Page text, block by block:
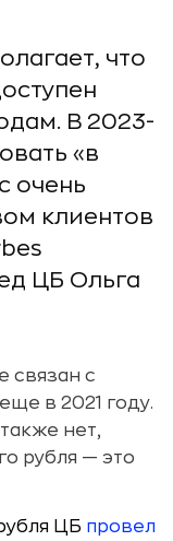
что
В 2023-
«в
очень
клиентов
ЦБ Ольга
связан с
в 2021 году.
нет,
рубля — это
ЦБ провел